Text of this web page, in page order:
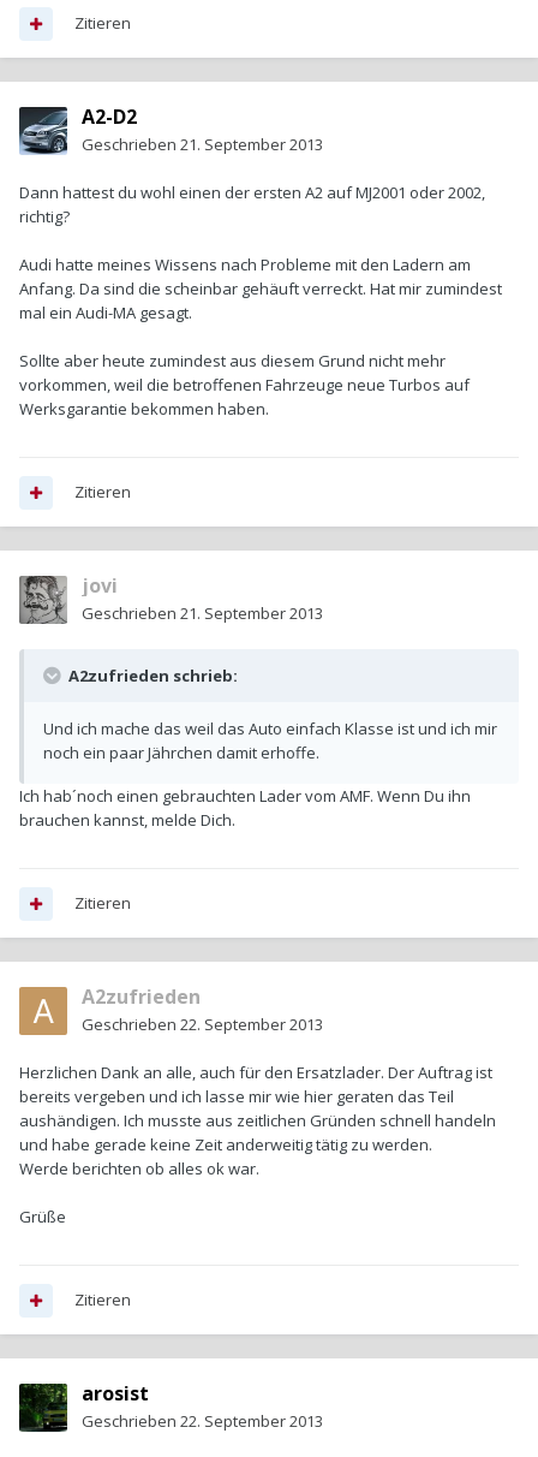
Zitieren
A2-D2
Geschrieben 21. September 2013
Dann hattest du wohl einen der ersten A2 auf MJ2001 oder 2002,
richtig?
Audi hatte meines Wissens nach Probleme mit den Ladern am
Anfang. Da sind die scheinbar gehäuft verreckt. Hat mir zumindest
mal ein Audi-MA gesagt.
Sollte aber heute zumindest aus diesem Grund nicht mehr
vorkommen, weil die betroffenen Fahrzeuge neue Turbos auf
Werksgarantie bekommen haben.
Zitieren
jovi
Geschrieben 21. September 2013
A2zufrieden schrieb:
Und ich mache das weil das Auto einfach Klasse ist und ich mir
noch ein paar Jährchen damit erhoffe.
Ich hab´noch einen gebrauchten Lader vom AMF. Wenn Du ihn
brauchen kannst, melde Dich.
Zitieren
A2zufrieden
Geschrieben 22. September 2013
Herzlichen Dank an alle, auch für den Ersatzlader. Der Auftrag ist
bereits vergeben und ich lasse mir wie hier geraten das Teil
aushändigen. Ich musste aus zeitlichen Gründen schnell handeln
und habe gerade keine Zeit anderweitig tätig zu werden.
Werde berichten ob alles ok war.
Grüße
Zitieren
arosist
Geschrieben 22. September 2013